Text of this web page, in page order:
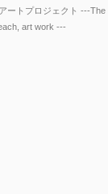
ートプロジェクト ---The
art work ---